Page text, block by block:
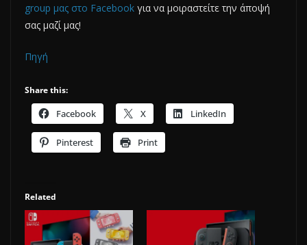
group μας στο Facebook για να μοιραστείτε την άποψή
σας μαζί μας!
Πηγή
Share this:
Facebook X LinkedIn
Pinterest Print
Related